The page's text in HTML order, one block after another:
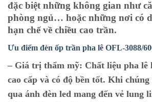
đặc biệt những không gian như
phòng ngủ… hoặc những nơi có
hạn chế về chiều cao trần.
Ưu điểm đèn ốp trần pha lê OFL-3088/
– Giá trị thẩm mỹ: Chất liệu pha lê
cao cấp và có độ bền tốt. Khi
qua ánh đèn led mang đến vẻ lung